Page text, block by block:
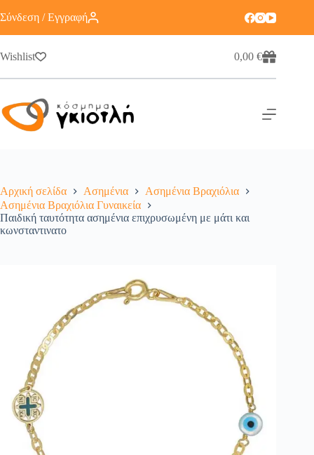
Σύνδεση / Εγγραφή
Wishlist 0,00€
Αρχική σελίδα Ασημένια
Ασημένια Βραχιόλια
Ασημένια Βραχιόλια Γυναικεία
Παιδική ταυτότητα ασημένια επιχρυσωμένη με μάτι και
κωνσταντινατο